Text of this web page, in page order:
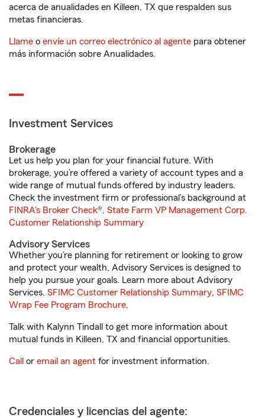
acerca de anualidades en Killeen, TX que respalden sus
metas financieras.
Llame o envíe un correo electrónico al agente para obtener
más información sobre Anualidades.
Investment Services
Brokerage
Let us help you plan for your financial future. With
brokerage, you’re offered a variety of account types and a
wide range of mutual funds offered by industry leaders.
Check the investment firm or professional’s background at
FINRA's Broker Check®. State Farm VP Management Corp.
Customer Relationship Summary
Advisory Services
Whether you’re planning for retirement or looking to grow
and protect your wealth, Advisory Services is designed to
help you pursue your goals. Learn more about Advisory
Services. SFIMC Customer Relationship Summary, SFIMC
Wrap Fee Program Brochure.
Talk with Kalynn Tindall to get more information about
mutual funds in Killeen, TX and financial opportunities.
Call or email an agent for investment information.
Credenciales y licencias del agente: